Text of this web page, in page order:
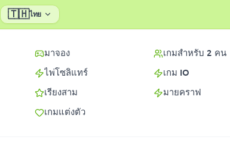
🇹🇭ไทย
มาจอง
ไพ่โซลิแทร์
เรียงสาม
เกมแต่งตัว
เกมสำหรับ 2 คน
เกม IO
มายคราฟ